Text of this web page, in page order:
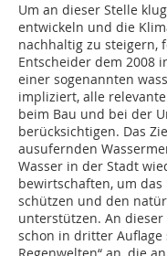
Um an dieser Stelle
entwickeln und die
nachhaltig zu steigern,
Entscheider dem 2008
einer sogenannten
impliziert, alle
beim Bau und bei der
berücksichtigen. Das
ausufernden
Wasser in der Stadt
bewirtschaften, um
schützen und den
unterstützen. An
schon in dritter Auflage